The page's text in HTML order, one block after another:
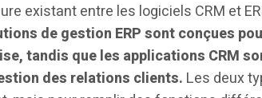
existant entre les logiciels CRM et
de gestion ERP sont conçues
tandis que les applications CRM
des relations clients. Les deux